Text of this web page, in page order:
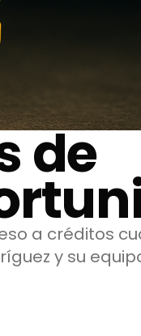
de
a créditos
y su